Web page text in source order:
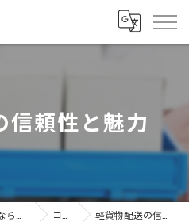
信頼性と魅力
コラム 軽貨物配送の信頼性と魅力